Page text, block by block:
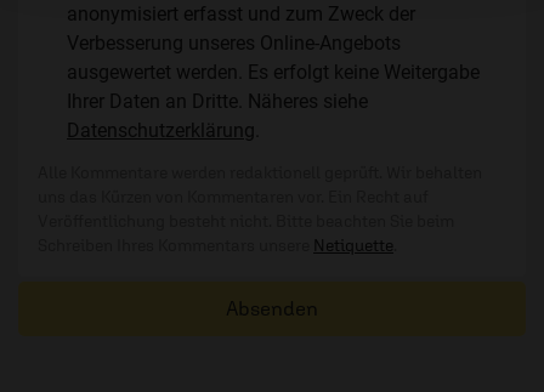
anonymisiert erfasst und zum Zweck der
Verbesserung unseres Online-Angebots
ausgewertet werden. Es erfolgt keine Weitergabe
Ihrer Daten an Dritte. Näheres siehe
Datenschutzerklärung
Netiquette
Absenden